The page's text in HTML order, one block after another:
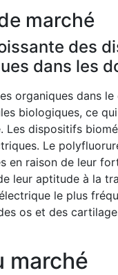
marché
des
dans les
organiques dans
biologiques, ce
Les dispositifs
Le
en raison de leur
leur aptitude à la
le plus
os et des
marché